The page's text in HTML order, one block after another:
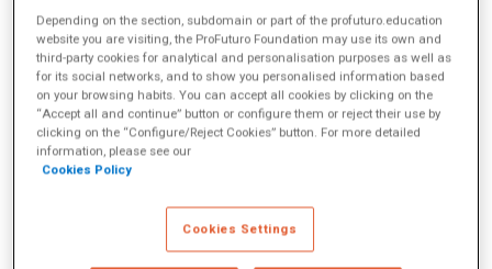
la tecnología sirva a los niños, y no al revés.
9 enero 2026
Frank Van Cappelle
Frank van Cappelle, director del Hub de Innovación para el
Aprendizaje Global (Global Learning Innovation Hub), combina dos
décadas de experiencia en entornos rurales y tecnologías de
Depending on the section, subdomain or part of the profuturo.education
website you are visiting, the ProFuturo Foundation may use its own and
third-party cookies for analytical and personalisation purposes as well as
for its social networks, and to show you personalised information based
on your browsing habits. You can accept all cookies by clicking on the
“Accept all and continue” button or configure them or reject their use by
clicking on the “Configure/Reject Cookies” button. For more detailed
information, please see our
Cookies Policy
Cookies Settings